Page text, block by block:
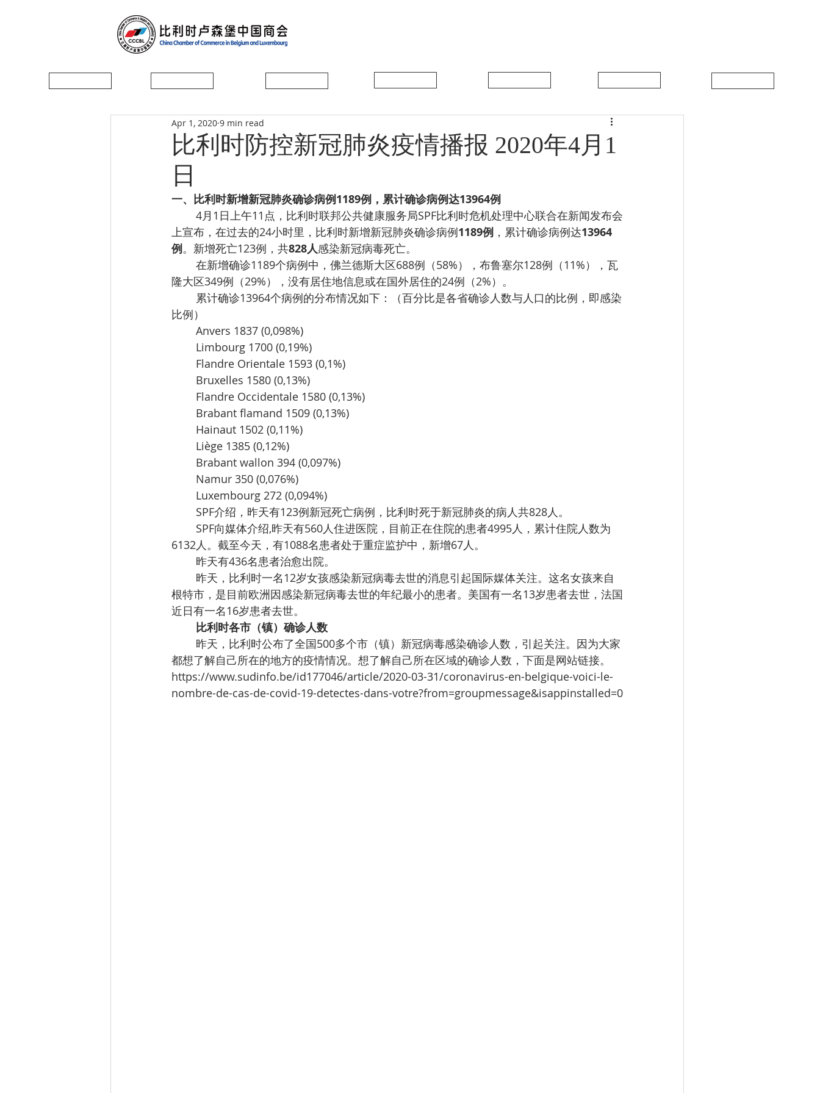
比利时防控新冠肺炎疫情播报 2020年4月1
日
Apr 1, 2020 9 min read
一、 比利时新增新冠肺炎确诊病例1189例，累计确诊病例达13964例
4月1日上午11点，比利时联邦公共健康服务局SPF比利时危机处理中心联合在新闻发布会
上宣布，在过去的24小时里，比利时新增新冠肺炎确诊病例1189例 ，累计确诊病例达13964
例。新增死亡123例，共828人感染新冠病毒死亡。
在新增确诊1189个病例中，佛兰德斯大区688例（58%），布鲁塞尔128例（11%），瓦
隆大区349例（29%），没有居住地信息或在国外居住的24例（2%）。
累计确诊13964个病例的分布情况如下：（百分比是各省确诊人数与人口的比例，即感染
比例）
Anvers 1837 (0,098%)
Limbourg 1700 (0,19%)
Flandre Orientale 1593 (0,1%)
Bruxelles 1580 (0,13%)
Flandre Occidentale 1580 (0,13%)
Brabant flamand 1509 (0,13%)
Hainaut 1502 (0,11%)
Liège 1385 (0,12%)
Brabant wallon 394 (0,097%)
Namur 350 (0,076%)
Luxembourg 272 (0,094%)
SPF介绍，昨天有123例新冠死亡病例，比利时死于新冠肺炎的病人共828人。
SPF向媒体介绍,昨天有560人住进医院，目前正在住院的患者4995人，累计住院人数为
6132人。截至今天，有1088名患者处于重症监护中，新增67人。
昨天有436名患者治愈出院。
昨天，比利时一名12岁女孩感染新冠病毒去世的消息引起国际媒体关注。这名女孩来自
根特市，是目前欧洲因感染新冠病毒去世的年纪最小的患者。美国有一名13岁患者去世，法国
近日有一名16岁患者去世。
比利时各市（镇）确诊人数
昨天，比利时公布了全国500多个市（镇）新冠病毒感染确诊人数，引起关注。因为大家
都想了解自己所在的地方的疫情情况。想了解自己所在区域的确诊人数，下面是网站链接。
https://www.sudinfo.be/id177046/article/2020-03-31/coronavirus-en-belgique-voici-le-
nombre-de-cas-de-covid-19-detectes-dans-votre?from=groupmessage&isappinstalled=0